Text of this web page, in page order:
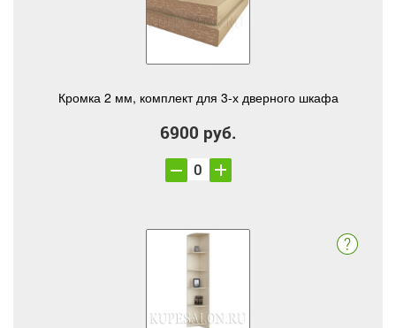
Кромка 2 мм, комплект для 3-х дверного шкафа
6900 руб.